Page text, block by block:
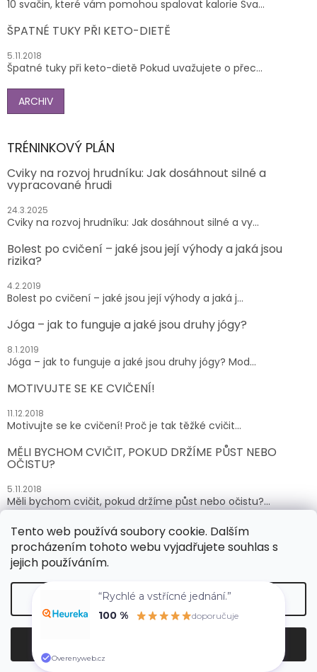
Tento web používá soubory cookie. Dalším
procházením tohoto webu vyjadřujete souhlas s
jejich používáním.
Nastavení
10 svačin, které vám pomohou spalovat kalorie Sva...
ŠPATNÉ TUKY PŘI KETO-DIETĚ
5.11.2018
Špatné tuky při keto-dietě Pokud uvažujete o přec...
ARCHIV
TRÉNINKOVÝ PLÁN
Cviky na rozvoj hrudníku: Jak dosáhnout silné a
vypracované hrudi
24.3.2025
Cviky na rozvoj hrudníku: Jak dosáhnout silné a vy...
Bolest po cvičení – jaké jsou její výhody a jaká jsou
rizika?
4.2.2019
Bolest po cvičení – jaké jsou její výhody a jaká j...
Jóga – jak to funguje a jaké jsou druhy jógy?
8.1.2019
Jóga – jak to funguje a jaké jsou druhy jógy? Mod...
MOTIVUJTE SE KE CVIČENÍ!
11.12.2018
Motivujte se ke cvičení! Proč je tak těžké cvičit...
MĚLI BYCHOM CVIČIT, POKUD DRŽÍME PŮST NEBO
OČISTU?
5.11.2018
Měli bychom cvičit, pokud držíme půst nebo očistu?...
ARCHIV
Vytvořil Shoptet
“Rychlé a vstřícné jednání.”
100 %
doporučuje
Overenyweb.cz